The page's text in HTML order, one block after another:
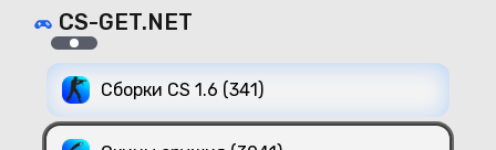
CS-GET.NET
Сборки CS 1.6 (341)